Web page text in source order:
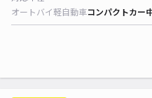
オートバイ軽自動車コンパクトカー